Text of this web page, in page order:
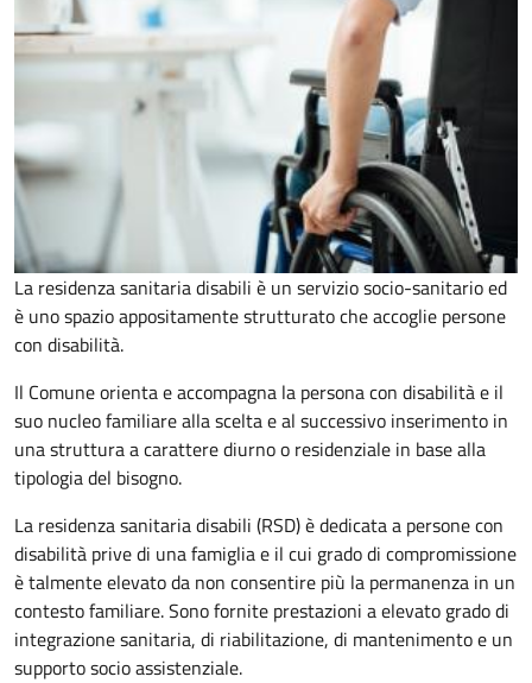
La residenza sanitaria disabili è un servizio socio-sanitario ed
è uno spazio appositamente strutturato che accoglie persone
con disabilità.
Il Comune orienta e accompagna la persona con disabilità e il
suo nucleo familiare alla scelta e al successivo inserimento in
una struttura a carattere diurno o residenziale in base alla
tipologia del bisogno.
La residenza sanitaria disabili (RSD) è dedicata a persone con
disabilità prive di una famiglia e il cui grado di compromissione
è talmente elevato da non consentire più la permanenza in un
contesto familiare. Sono fornite prestazioni a elevato grado di
integrazione sanitaria, di riabilitazione, di mantenimento e un
supporto socio assistenziale.